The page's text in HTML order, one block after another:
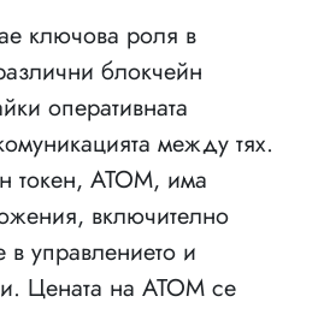
ключова роля в
блокчейн
оперативната
между тях.
токен, ATOM, има
включително
в управлението и
Цената на ATOM се